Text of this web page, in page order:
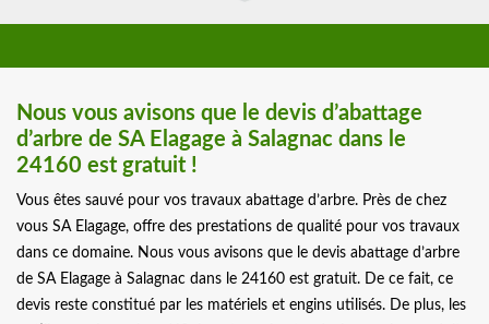
Nous vous avisons que le devis d’abattage
d’arbre de SA Elagage à Salagnac dans le
24160 est gratuit !
Vous êtes sauvé pour vos travaux abattage d’arbre. Près de chez
vous SA Elagage, offre des prestations de qualité pour vos travaux
dans ce domaine. Nous vous avisons que le devis abattage d’arbre
de SA Elagage à Salagnac dans le 24160 est gratuit. De ce fait, ce
devis reste constitué par les matériels et engins utilisés. De plus, les